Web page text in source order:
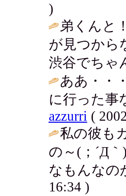
)
弟くんと
が見つから
渋谷でちゃ
ああ・・
に行った事
azzurri (
私の彼も
の～(；´Д
なもんなの
16:34 )